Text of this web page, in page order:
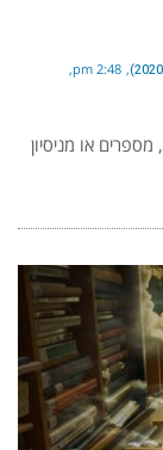
2:48 pm
או מניסיון